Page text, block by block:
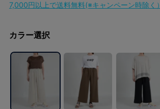
7,000円以上で送料無料(※キャンペーン時除く）
カラー選択